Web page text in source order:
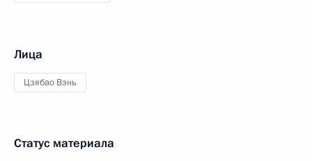
Лица
Цзябао Вэнь
Статус материала